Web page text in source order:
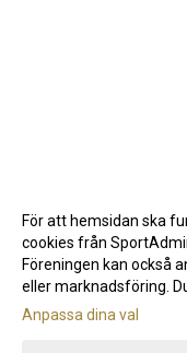
Gå
För att hemsidan ska
cookies från
Föreningen kan också
eller marknadsföring.
Anpassa dina val